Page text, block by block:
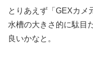
とりあえず「GEXカメ
水槽の大きさ的に駄目
良いかなと。